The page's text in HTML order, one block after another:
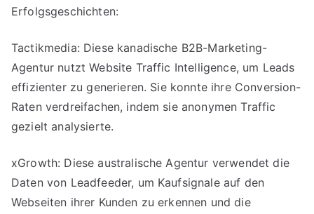
Erfolgsgeschichten:
Tactikmedia: Diese kanadische B2B-Marketing-
Agentur nutzt Website Traffic Intelligence, um Leads
effizienter zu generieren. Sie konnte ihre Conversion-
Raten verdreifachen, indem sie anonymen Traffic
gezielt analysierte.
xGrowth: Diese australische Agentur verwendet die
Daten von Leadfeeder, um Kaufsignale auf den
Webseiten ihrer Kunden zu erkennen und die